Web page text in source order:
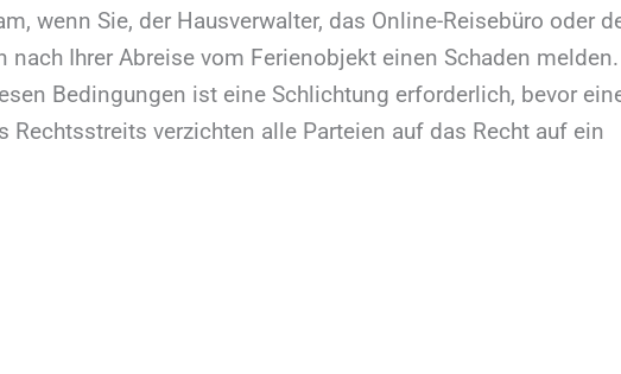
wenn Sie, der Hausverwalter, das Online-Reisebüro oder
Ihrer Abreise vom Ferienobjekt einen Schaden melden.
Bedingungen ist eine Schlichtung erforderlich, bevor
verzichten alle Parteien auf das Recht auf ein